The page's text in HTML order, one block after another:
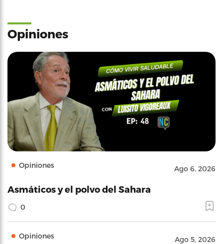
Opiniones
Opiniones Ago 6, 2026
Asmáticos y el polvo del Sahara
0
Opiniones Ago 5, 2026